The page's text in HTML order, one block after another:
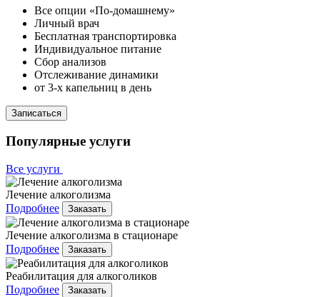
Все опции «По-домашнему»
Личный врач
Бесплатная транспортировка
Индивидуальное питание
Сбор анализов
Отслеживание динамики
от 3-х капельниц в день
Записаться
Популярные услуги
Все услуги
Лечение алкоголизма
Подробнее
Заказать
Лечение алкоголизма в стационаре
Подробнее
Заказать
Реабилитация для алкоголиков
Подробнее
Заказать